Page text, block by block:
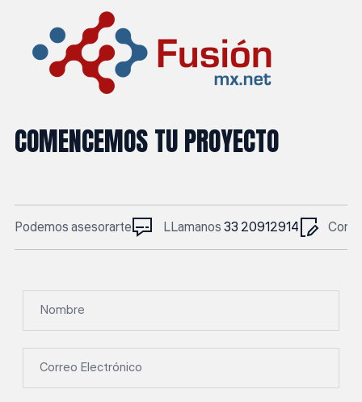
COMENCEMOS TU PROYECTO
Podemos asesorarte LLamanos33 20912914